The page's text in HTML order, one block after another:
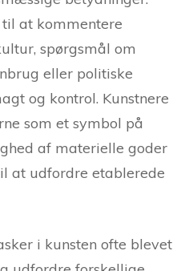
at kommentere
spørgsmål om
eller politiske
og kontrol. Kunstnere
som et symbol på
af materielle goder
at udfordre etablerede
i kunsten ofte blevet